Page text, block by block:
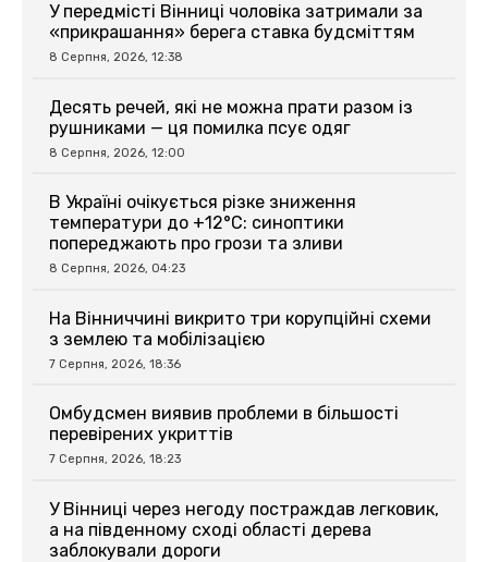
У передмісті Вінниці чоловіка затримали за
«прикрашання» берега ставка будсміттям
8 Серпня, 2026, 12:38
Десять речей, які не можна прати разом із
рушниками — ця помилка псує одяг
8 Серпня, 2026, 12:00
В Україні очікується різке зниження
температури до +12°C: синоптики
попереджають про грози та зливи
8 Серпня, 2026, 04:23
На Вінниччині викрито три корупційні схеми
з землею та мобілізацією
7 Серпня, 2026, 18:36
Омбудсмен виявив проблеми в більшості
перевірених укриттів
7 Серпня, 2026, 18:23
У Вінниці через негоду постраждав легковик,
а на південному сході області дерева
заблокували дороги